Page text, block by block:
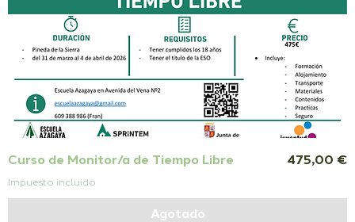
Curso de Monitor/a de Tiempo Libre Precio
475,00 €
Impuesto incluido
Agotado